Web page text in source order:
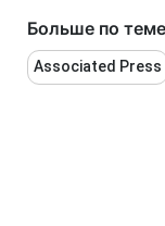
Больше по
Associated Press